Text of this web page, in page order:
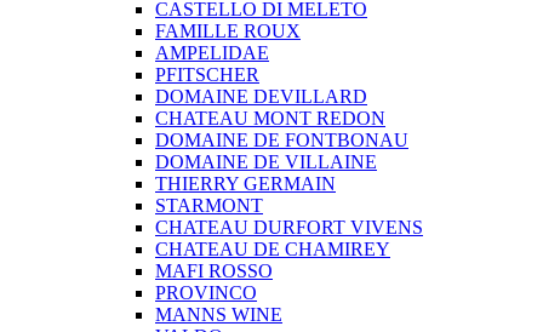
CASTELLO DI MELETO
FAMILLE ROUX
AMPELIDAE
PFITSCHER
DOMAINE DEVILLARD
CHATEAU MONT REDON
DOMAINE DE FONTBONAU
DOMAINE DE VILLAINE
THIERRY GERMAIN
STARMONT
CHATEAU DURFORT VIVENS
CHATEAU DE CHAMIREY
MAFI ROSSO
PROVINCO
MANNS WINE